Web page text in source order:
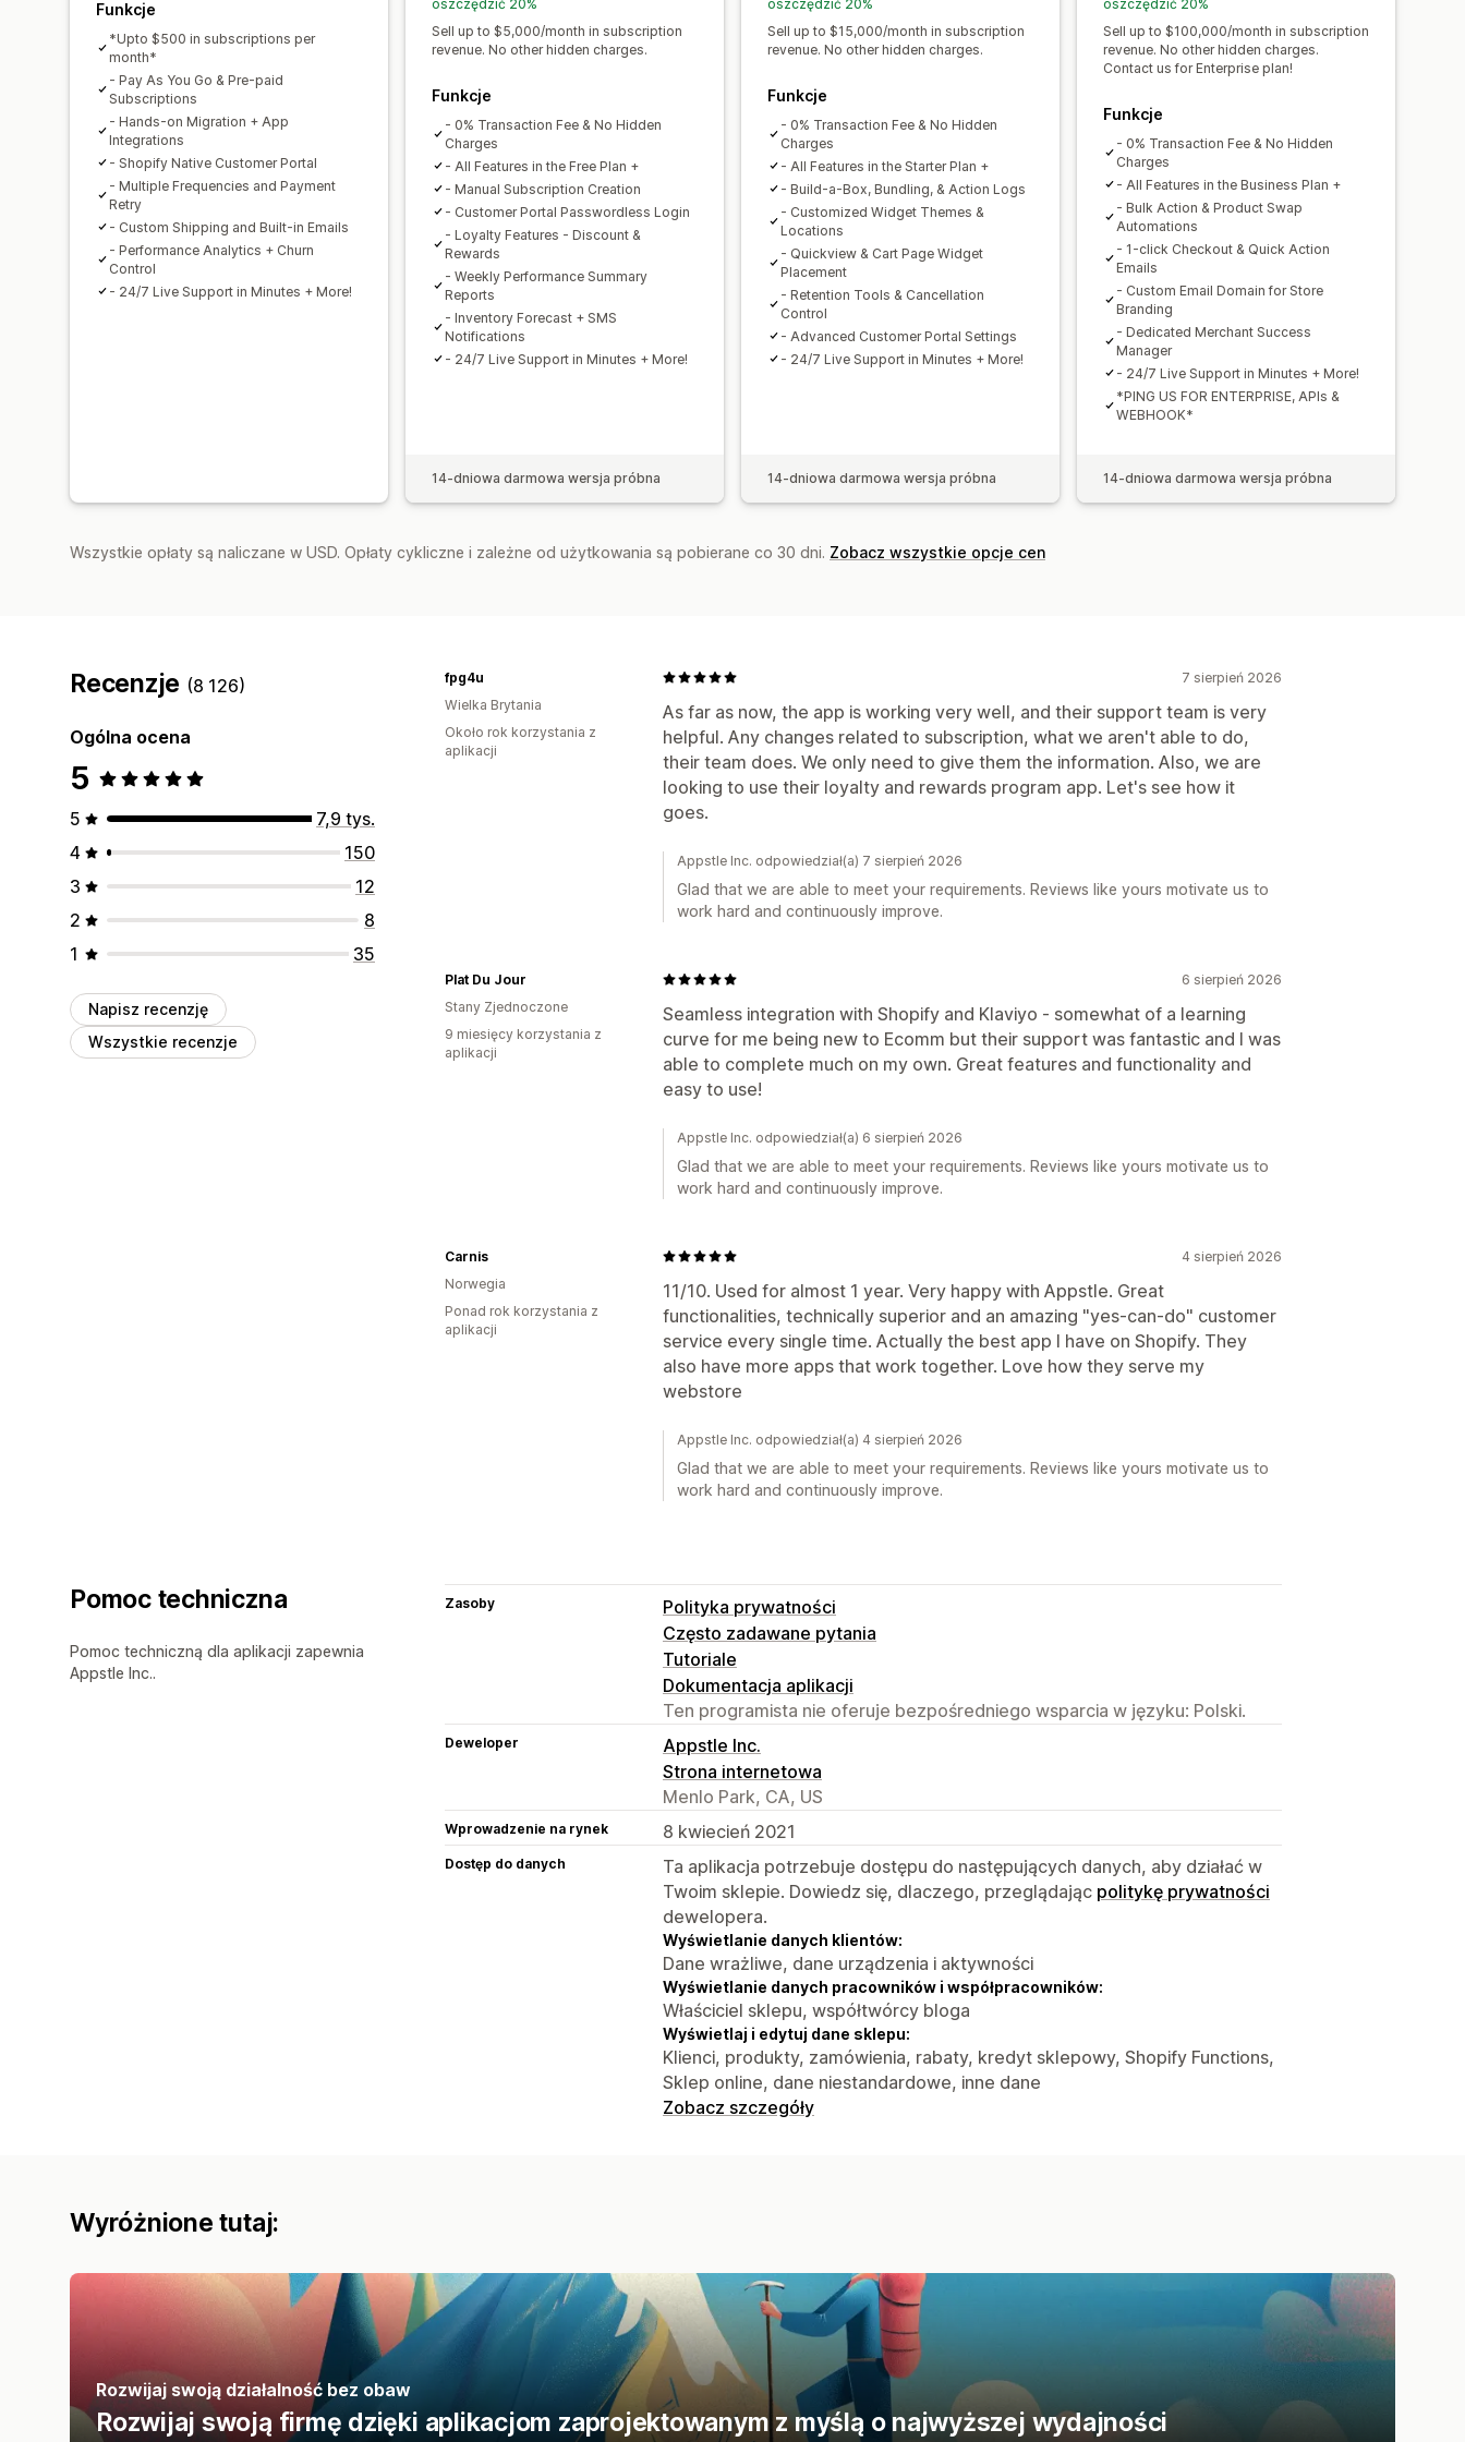
Funkcje
*Upto $500 in subscriptions per
month*
- Pay As You Go & Pre-paid
Subscriptions
- Hands-on Migration + App
Integrations
- Shopify Native Customer Portal
- Multiple Frequencies and Payment
Retry
- Custom Shipping and Built-in Emails
- Performance Analytics + Churn
Control
- 24/7 Live Support in Minutes + More!
oszczędzić 20%
Sell up to $5,000/month in subscription
revenue. No other hidden charges.
Funkcje
- 0% Transaction Fee & No Hidden
Charges
- All Features in the Free Plan +
- Manual Subscription Creation
- Customer Portal Passwordless Login
- Loyalty Features - Discount &
Rewards
- Weekly Performance Summary
Reports
- Inventory Forecast + SMS
Notifications
- 24/7 Live Support in Minutes + More!
14-dniowa darmowa wersja próbna
oszczędzić 20%
Sell up to $15,000/month in subscription
revenue. No other hidden charges.
Funkcje
- 0% Transaction Fee & No Hidden
Charges
- All Features in the Starter Plan +
- Build-a-Box, Bundling, & Action Logs
- Customized Widget Themes &
Locations
- Quickview & Cart Page Widget
Placement
- Retention Tools & Cancellation
Control
- Advanced Customer Portal Settings
- 24/7 Live Support in Minutes + More!
14-dniowa darmowa wersja próbna
oszczędzić 20%
Sell up to $100,000/month in subscription
revenue. No other hidden charges.
Contact us for Enterprise plan!
Funkcje
- 0% Transaction Fee & No Hidden
Charges
- All Features in the Business Plan +
- Bulk Action & Product Swap
Automations
- 1-click Checkout & Quick Action
Emails
- Custom Email Domain for Store
Branding
- Dedicated Merchant Success
Manager
- 24/7 Live Support in Minutes + More!
*PING US FOR ENTERPRISE, APIs &
WEBHOOK*
14-dniowa darmowa wersja próbna
Wszystkie opłaty są naliczane w USD. Opłaty cykliczne i zależne od użytkowania są pobierane co 30 dni. Zobacz wszystkie opcje cen
Recenzje (8 126)
Ogólna ocena
5
5
7,9 tys.
4
150
3
12
2
8
1
35
Napisz recenzję
Wszystkie recenzje
7 sierpień 2026
As far as now, the app is working very well, and their support team is very
helpful. Any changes related to subscription, what we aren't able to do,
their team does. We only need to give them the information. Also, we are
looking to use their loyalty and rewards program app. Let's see how it
goes.
fpg4u
Wielka Brytania
Około rok korzystania z
aplikacji
Appstle Inc. odpowiedział(a) 7 sierpień 2026
Glad that we are able to meet your requirements. Reviews like yours motivate us to
work hard and continuously improve.
6 sierpień 2026
Seamless integration with Shopify and Klaviyo - somewhat of a learning
curve for me being new to Ecomm but their support was fantastic and I was
able to complete much on my own. Great features and functionality and
easy to use!
Plat Du Jour
Stany Zjednoczone
9 miesięcy korzystania z
aplikacji
Appstle Inc. odpowiedział(a) 6 sierpień 2026
Glad that we are able to meet your requirements. Reviews like yours motivate us to
work hard and continuously improve.
4 sierpień 2026
11/10. Used for almost 1 year. Very happy with Appstle. Great
functionalities, technically superior and an amazing "yes-can-do" customer
service every single time. Actually the best app I have on Shopify. They
also have more apps that work together. Love how they serve my
webstore
Carnis
Norwegia
Ponad rok korzystania z
aplikacji
Appstle Inc. odpowiedział(a) 4 sierpień 2026
Glad that we are able to meet your requirements. Reviews like yours motivate us to
work hard and continuously improve.
Pomoc techniczna
Pomoc techniczną dla aplikacji zapewnia
Appstle Inc..
Zasoby
Polityka prywatności
Często zadawane pytania
Tutoriale
Dokumentacja aplikacji
Ten programista nie oferuje bezpośredniego wsparcia w języku: Polski.
Deweloper
Appstle Inc.
Strona internetowa
Menlo Park, CA, US
Wprowadzenie na rynek 8 kwiecień 2021
Dostęp do danych
Ta aplikacja potrzebuje dostępu do następujących danych, aby działać w
Twoim sklepie. Dowiedz się, dlaczego, przeglądając politykę prywatności
dewelopera.
Wyświetlanie danych klientów:
Dane wrażliwe, dane urządzenia i aktywności
Wyświetlanie danych pracowników i współpracowników:
Właściciel sklepu, współtwórcy bloga
Wyświetlaj i edytuj dane sklepu:
Klienci, produkty, zamówienia, rabaty, kredyt sklepowy, Shopify Functions,
Sklep online, dane niestandardowe, inne dane
Zobacz szczegóły
Wyróżnione tutaj:
Rozwijaj swoją działalność bez obaw
Rozwijaj swoją firmę dzięki aplikacjom zaprojektowanym z myślą o najwyższej wydajności